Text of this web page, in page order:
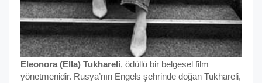
Eleonora (Ella) Tukhareli, ödüllü bir belgesel film
yönetmenidir. Rusya’nın Engels şehrinde doğan Tukhareli,